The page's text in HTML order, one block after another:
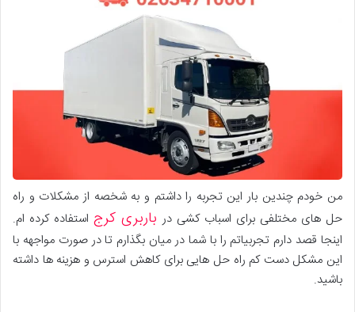
من خودم چندین بار این تجربه را داشتم و به شخصه از مشکلات و راه
حل های مختلفی برای اسباب کشی درباربری کرج استفاده کرده ام.
اینجا قصد دارم تجربیاتم را با شما در میان بگذارم تا در صورت مواجهه با
این مشکل دست کم راه حل هایی برای کاهش استرس و هزینه ها داشته
باشید.